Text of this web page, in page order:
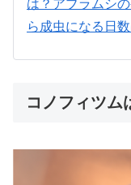
は？ アブラムシ
ら成虫になる日数
コノフィツム